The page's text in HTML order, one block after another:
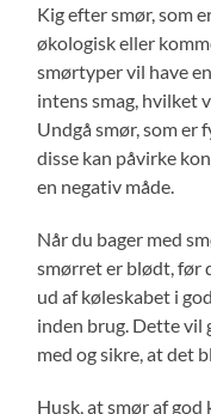
Kig efter smør, som
økologisk eller
smørtyper vil have
intens smag, hvilket
Undgå smør, som
disse kan påvirke
en negativ måde.
Når du bager med
smørret er blødt, før
ud af køleskabet i
inden brug. Dette vil
med og sikre, at det
Husk, at smør af